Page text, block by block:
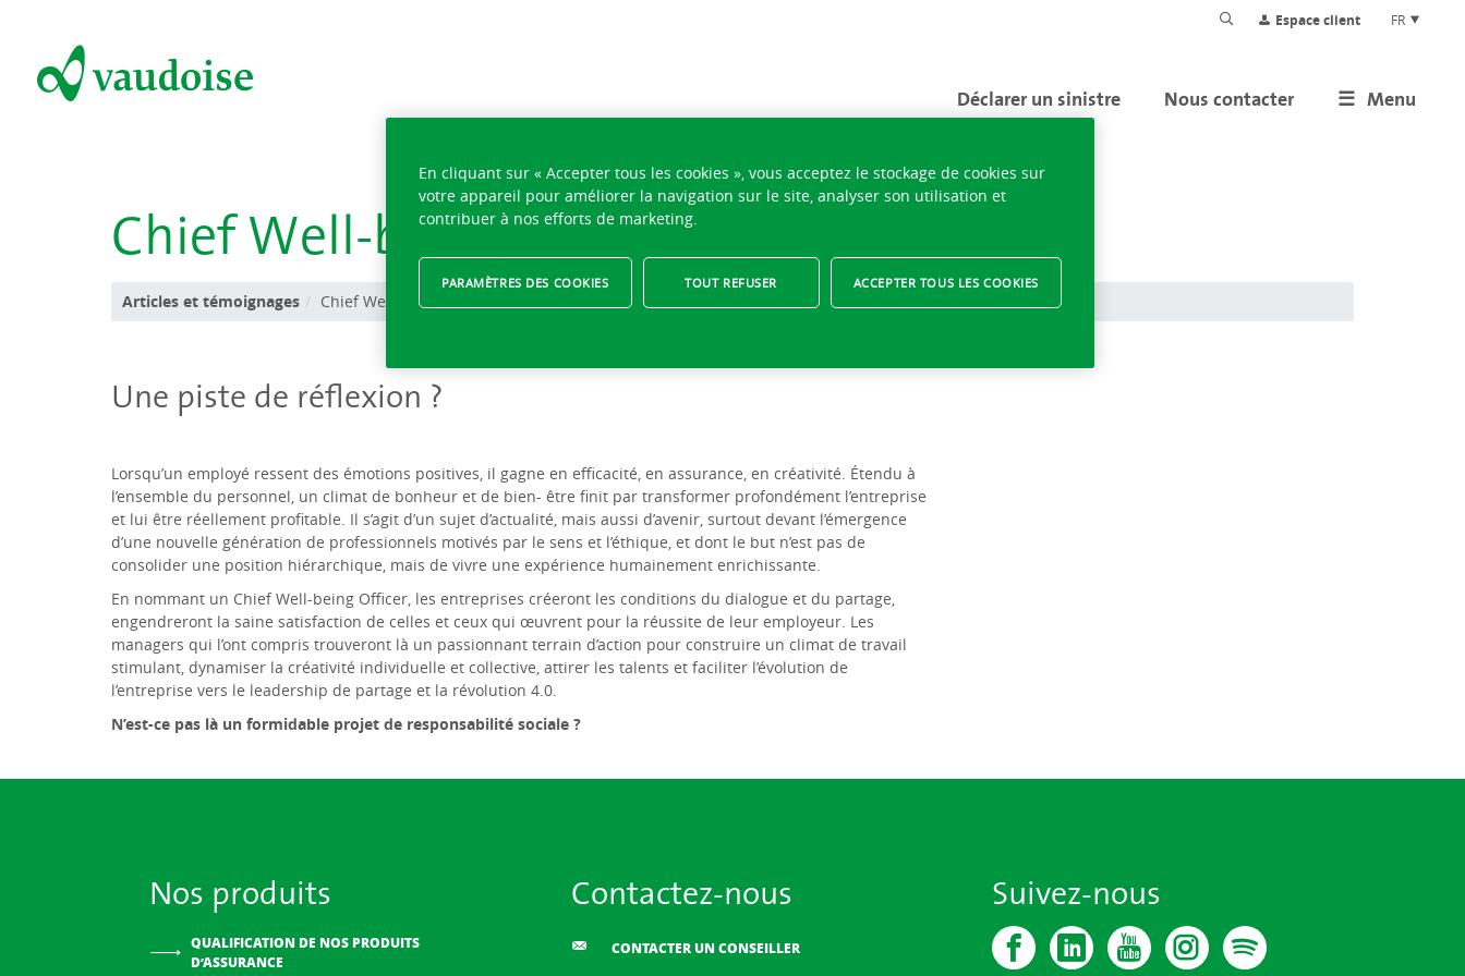
Espace client FR
Menu
Nous contacter
Déclarer un sinistre
Chief Well-being Officer (CWO)
Articles et témoignages Chief Well-being Officer (CWO)
Une piste de réﬂexion ?
Lorsqu’un employé ressent des émotions positives, il gagne en efficacité, en assurance, en créativité. Étendu à
l’ensemble du personnel, un climat de bonheur et de bien- être finit par transformer profondément l’entreprise
et lui être réellement profitable. Il s’agit d’un sujet d’actualité, mais aussi d’avenir, surtout devant l’émergence
d’une nouvelle génération de professionnels motivés par le sens et l’éthique, et dont le but n’est pas de
consolider une position hiérarchique, mais de vivre une expérience humainement enrichissante.
En nommant un Chief Well-being Officer, les entreprises créeront les conditions du dialogue et du partage,
engendreront la saine satisfaction de celles et ceux qui œuvrent pour la réussite de leur employeur. Les
managers qui l’ont compris trouveront là un passionnant terrain d’action pour construire un climat de travail
stimulant, dynamiser la créativité individuelle et collective, attirer les talents et faciliter l’évolution de
l’entreprise vers le leadership de partage et la révolution 4.0.
N’est-ce pas là un formidable projet de responsabilité sociale ?
Nos produits
QUALIFICATION DE NOS PRODUITS
D’ASSURANCE
Contactez-nous
CONTACTER UN CONSEILLER
Suivez-nous
En cliquant sur « Accepter tous les cookies », vous acceptez le stockage de cookies sur
votre appareil pour améliorer la navigation sur le site, analyser son utilisation et
contribuer à nos efforts de marketing.
TOUT REFUSER ACCEPTER TOUS LES COOKIES
PARAMÈTRES DES COOKIES